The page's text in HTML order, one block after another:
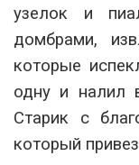
узелок и
домбрами,
которые
одну и налил
Старик с
который